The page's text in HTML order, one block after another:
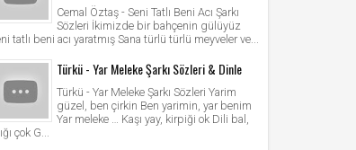
Cemal Öztaş - Seni Tatlı Beni Acı Şarkı
Sözleri İkimizde bir bahçenin gülüyüz
tatlı beni acı yaratmış Sana türlü türlü meyveler ve...
Türkü - Yar Meleke Şarkı Sözleri & Dinle
Türkü - Yar Meleke Şarkı Sözleri Yarim
güzel, ben çirkin Ben yarimin, yar benim
Yar meleke … Kaşı yay, kirpiği ok Dili bal,
çok G...